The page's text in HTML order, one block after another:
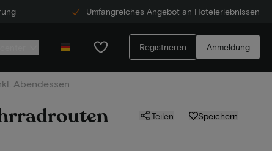
Umfangreiches Angebot an Hotelerlebnissen
Registrieren Anmeldung
Abendessen
Teilen Speichern